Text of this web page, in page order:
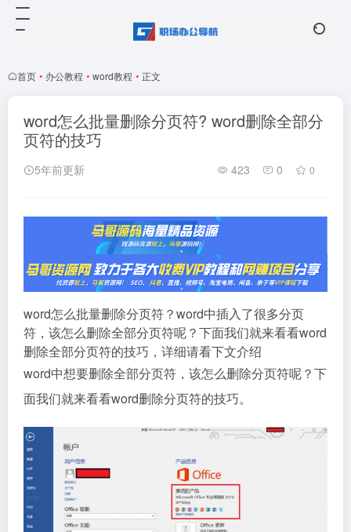
首页 • 办公教程 • word教程 • 正文
word怎么批量删除分页符? word删除全部分
页符的技巧
5年前更新 423 0 0
word怎么批量删除分页符？word中插入了很多分页
符，该怎么删除全部分页符呢？下面我们就来看看word
删除全部分页符的技巧，详细请看下文介绍
word中想要删除全部分页符，该怎么删除分页符呢？下
面我们就来看看word删除分页符的技巧。